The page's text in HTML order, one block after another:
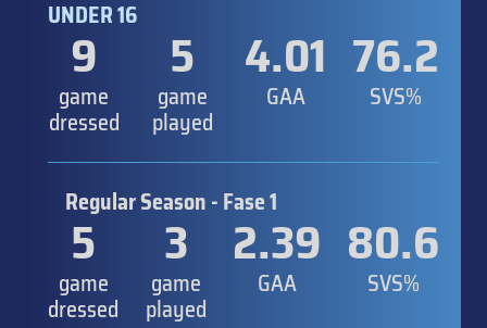
UNDER 16
9
game
dressed
5
game
played
4.01
GAA
76.2
SVS%
Regular Season - Fase 1
5
game
dressed
3
game
played
2.39
GAA
80.6
SVS%